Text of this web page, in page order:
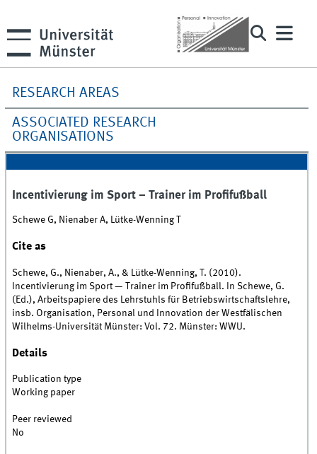
RESEARCH AREAS
ASSOCIATED RESEARCH
ORGANISATIONS
Incentivierung im Sport – Trainer im Profifußball
Schewe G, Nienaber A, Lütke-Wenning T
Cite as
Schewe, G., Nienaber, A., & Lütke-Wenning, T. (2010).
Incentivierung im Sport — Trainer im Profifußball. In Schewe, G.
(Ed.), Arbeitspapiere des Lehrstuhls für Betriebswirtschaftslehre,
insb. Organisation, Personal und Innovation der Westfälischen
Wilhelms-Universität Münster: Vol. 72. Münster: WWU.
Details
Publication type
Working paper
Peer reviewed
No